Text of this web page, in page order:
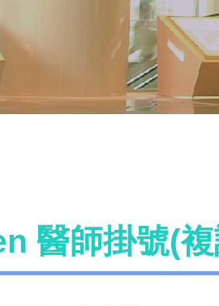
醫師掛號(